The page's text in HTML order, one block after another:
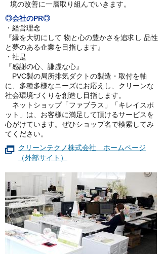
境の改善に一層取り組んでいきます。
◎会社のPR◎
・経営理念
『縁を大切にして 物と心の豊かさを追求し 品性
と夢のある企業を目指します』
・社是
『感謝の心、謙虚な心』
PVC製の局所排気ダクトの製造・取付を軸
に、多種多様なニーズにお応えし、クリーンな
社会環境づくりを創造し目指します。
ネットショップ「ファブラス」「キレイスポ
ット」は、お客様に満足して頂けるサービスを
心がけています。ぜひショップ名で検索してみ
てください。
クリーンテクノ株式会社 ホームページ
（外部サイト）